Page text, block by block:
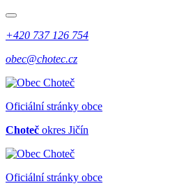
+420 737 126 754
obec@chotec.cz
Oficiální stránky obce
Choteč okres Jičín
Oficiální stránky obce